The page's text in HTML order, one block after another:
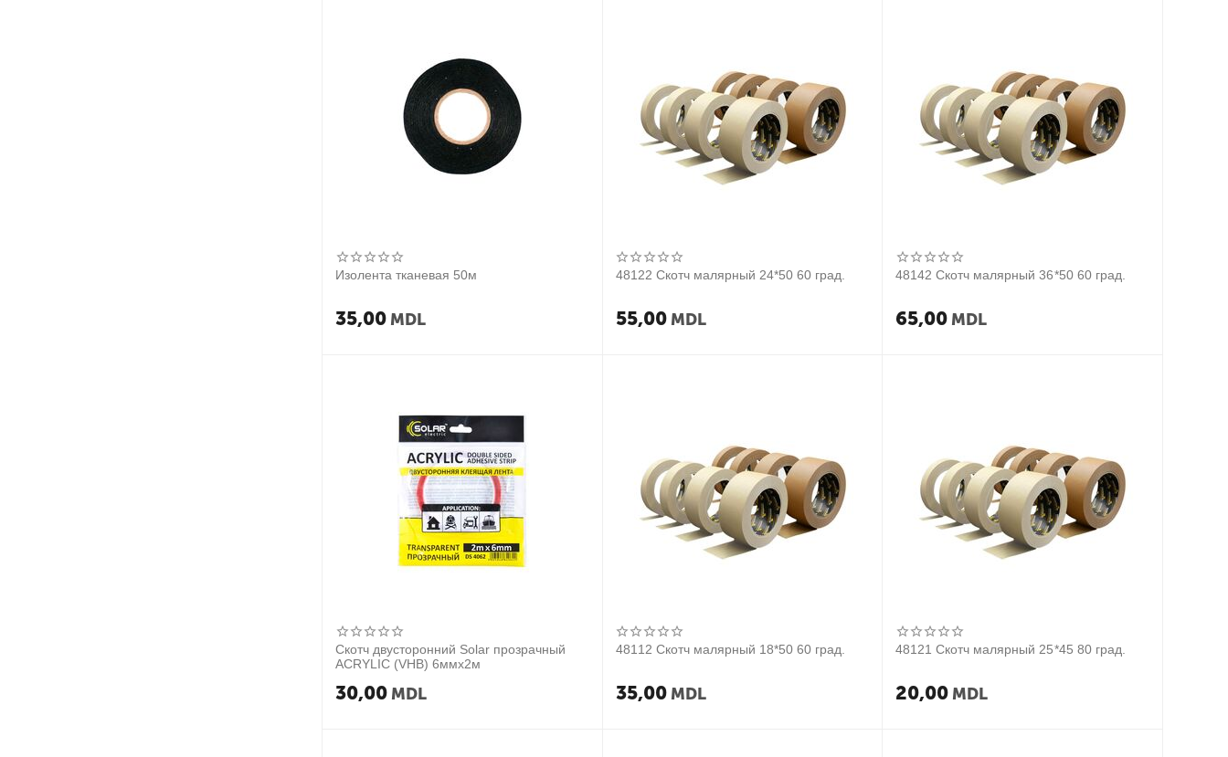
Изолента тканевая 50м
35,00 MDL
48122 Скотч малярный 24*50 60 град.
55,00 MDL
48142 Скотч малярный 36*50 60 град.
65,00 MDL
Скотч двусторонний Solar прозрачный
ACRYLIC (VHB) 6ммx2м
30,00 MDL
48112 Скотч малярный 18*50 60 град.
35,00 MDL
48121 Скотч малярный 25*45 80 град.
20,00 MDL